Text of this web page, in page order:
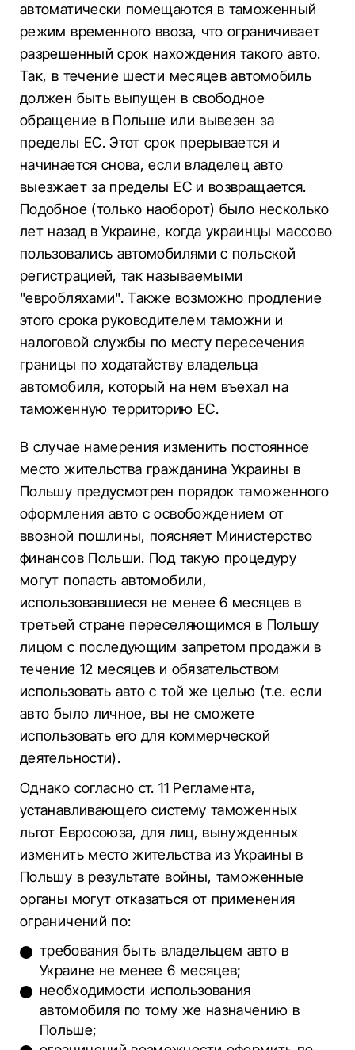
автоматически помещаются в таможенный
режим временного ввоза, что ограничивает
разрешенный срок нахождения такого авто.
Так, в течение шести месяцев автомобиль
должен быть выпущен в свободное
обращение в Польше или вывезен за
пределы ЕС. Этот срок прерывается и
начинается снова, если владелец авто
выезжает за пределы ЕС и возвращается.
Подобное (только наоборот) было несколько
лет назад в Украине, когда украинцы массово
пользовались автомобилями с польской
регистрацией, так называемыми
"евробляхами". Также возможно продление
этого срока руководителем таможни и
налоговой службы по месту пересечения
границы по ходатайству владельца
автомобиля, который на нем въехал на
таможенную территорию ЕС.
В случае намерения изменить постоянное
место жительства гражданина Украины в
Польшу предусмотрен порядок таможенного
оформления авто с освобождением от
ввозной пошлины, поясняет Министерство
финансов Польши. Под такую процедуру
могут попасть автомобили,
использовавшиеся не менее 6 месяцев в
третьей стране переселяющимся в Польшу
лицом с последующим запретом продажи в
течение 12 месяцев и обязательством
использовать авто с той же целью (т.е. если
авто было личное, вы не сможете
использовать его для коммерческой
деятельности).
Однако согласно ст. 11 Регламента,
устанавливающего систему таможенных
льгот Евросоюза, для лиц, вынужденных
изменить место жительства из Украины в
Польшу в результате войны, таможенные
органы могут отказаться от применения
ограничений по:
требования быть владельцем авто в
Украине не менее 6 месяцев;
необходимости использования
автомобиля по тому же назначению в
Польше;